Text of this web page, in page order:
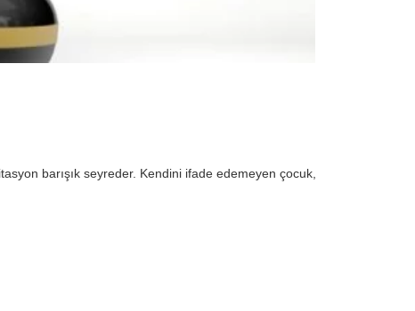
barışık seyreder. Kendini ifade edemeyen çocuk,